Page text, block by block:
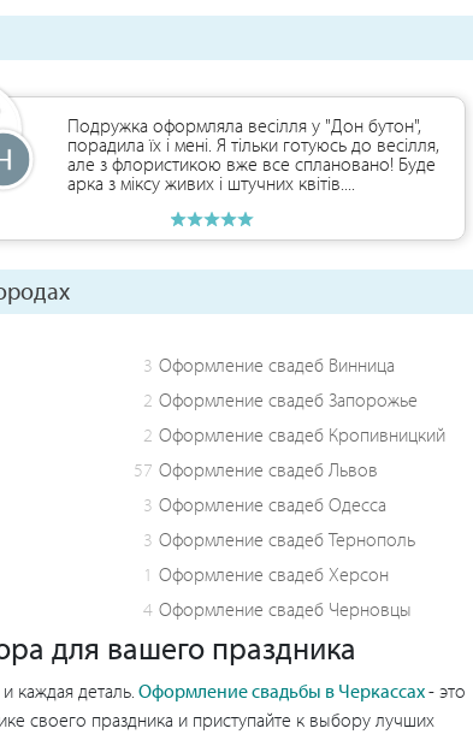
Подружка оформляла весілля у "Дон бутон",
порадила їх і мені. Я тільки готуюсь до весілля,
але з флористикою вже все сплановано! Буде
арка з міксу живих і штучних квітів....
3 Оформление свадеб Винница
2 Оформление свадеб Запорожье
2 Оформление свадеб Кропивницкий
57 Оформление свадеб Львов
3 Оформление свадеб Одесса
3 Оформление свадеб Тернополь
1 Оформление свадеб Херсон
4 Оформление свадеб Черновцы
для вашего праздника
каждая деталь. Оформление свадьбы в Черкассах- это
своего праздника и приступайте к выбору лучших